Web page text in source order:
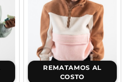
REMATAMOS AL
COSTO